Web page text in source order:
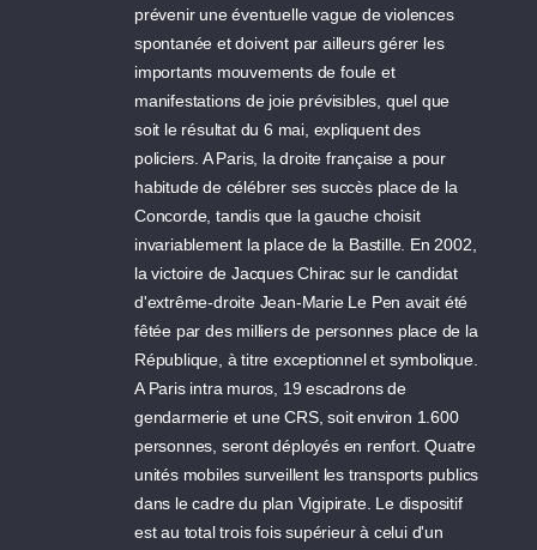
prévenir une éventuelle vague de violences
spontanée et doivent par ailleurs gérer les
importants mouvements de foule et
manifestations de joie prévisibles, quel que
soit le résultat du 6 mai, expliquent des
policiers. A Paris, la droite française a pour
habitude de célébrer ses succès place de la
Concorde, tandis que la gauche choisit
invariablement la place de la Bastille. En 2002,
la victoire de Jacques Chirac sur le candidat
d'extrême-droite Jean-Marie Le Pen avait été
fêtée par des milliers de personnes place de la
République, à titre exceptionnel et symbolique.
A Paris intra muros, 19 escadrons de
gendarmerie et une CRS, soit environ 1.600
personnes, seront déployés en renfort. Quatre
unités mobiles surveillent les transports publics
dans le cadre du plan Vigipirate. Le dispositif
est au total trois fois supérieur à celui d'un